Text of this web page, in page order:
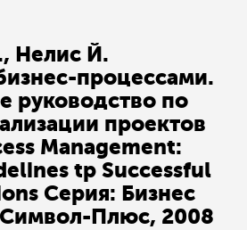
Нелис Й.
процессами.
руководство по
проектов
Management:
tp Successful
Серия: Бизнес
Плюс, 2008